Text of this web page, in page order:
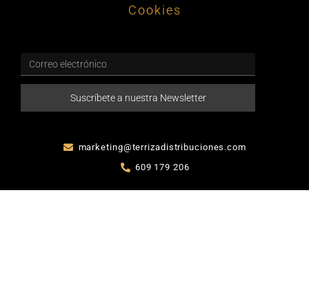
Cookies
Suscríbete a nuestra Newsletter
marketing@terrizadistribuciones.com
609 179 206